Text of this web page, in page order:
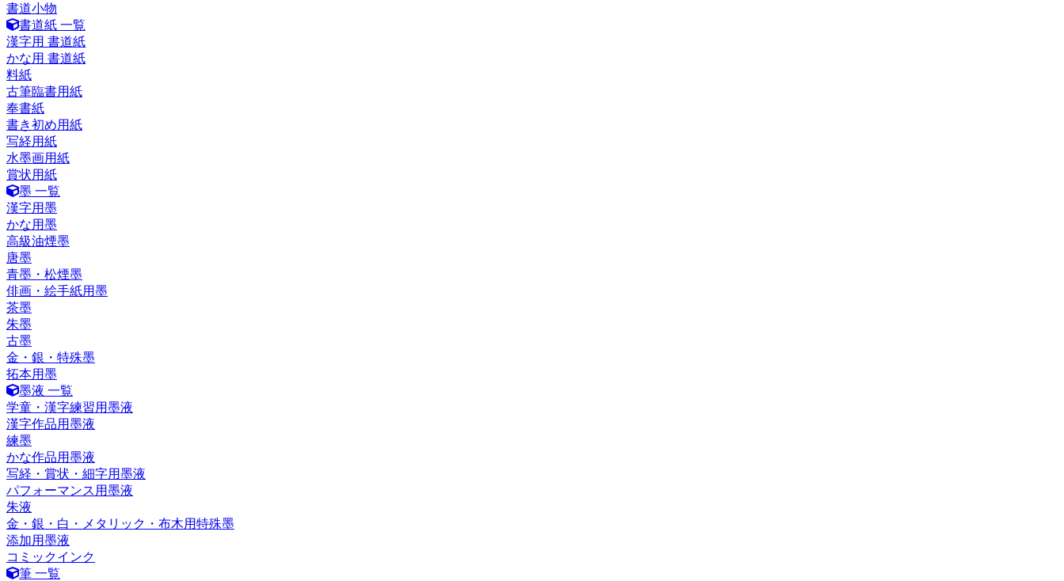
書道小物
書道紙 一覧
漢字用 書道紙
かな用 書道紙
料紙
古筆臨書用紙
奉書紙
書き初め用紙
写経用紙
水墨画用紙
賞状用紙
墨 一覧
漢字用墨
かな用墨
高級油煙墨
唐墨
青墨・松煙墨
俳画・絵手紙用墨
茶墨
朱墨
古墨
金・銀・特殊墨
拓本用墨
墨液 一覧
学童・漢字練習用墨液
漢字作品用墨液
練墨
かな作品用墨液
写経・賞状・細字用墨液
パフォーマンス用墨液
朱液
金・銀・白・メタリック・布木用特殊墨
添加用墨液
コミックインク
筆 一覧